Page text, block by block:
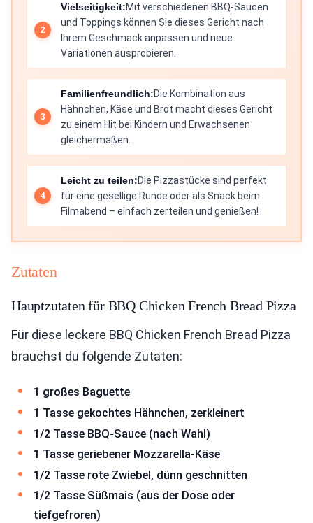
Vielseitigkeit:Mit verschiedenen BBQ-Saucen
und Toppings können Sie dieses Gericht nach
Ihrem Geschmack anpassen und neue
Variationen ausprobieren.
Familienfreundlich:Die Kombination aus
Hähnchen, Käse und Brot macht dieses Gericht
zu einem Hit bei Kindern und Erwachsenen
gleichermaßen.
Leicht zu teilen:Die Pizzastücke sind perfekt
für eine gesellige Runde oder als Snack beim
Filmabend – einfach zerteilen und genießen!
Zutaten
Hauptzutaten für BBQ Chicken French Bread Pizza
Für diese leckere BBQ Chicken French Bread Pizza
brauchst du folgende Zutaten:
1 großes Baguette
1 Tasse gekochtes Hähnchen, zerkleinert
1/2 Tasse BBQ-Sauce (nach Wahl)
1 Tasse geriebener Mozzarella-Käse
1/2 Tasse rote Zwiebel, dünn geschnitten
1/2 Tasse Süßmais (aus der Dose oder
tiefgefroren)